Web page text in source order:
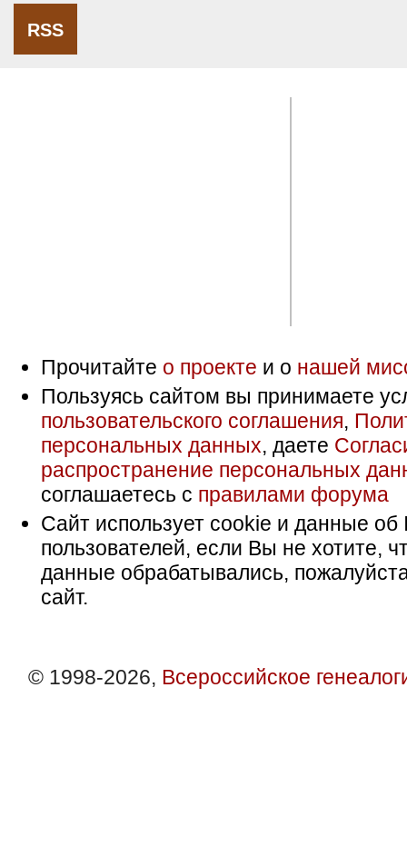
RSS
Прочитайте о проекте и о нашей
Пользуясь сайтом вы принимаете
пользовательского соглашения,
персональных данных, даете
распространение персональных
соглашаетесь с правилами форума
Сайт использует cookie и данные об
пользователей, если Вы не хотите,
данные обрабатывались,
сайт.
© 1998-2026, Всероссийское